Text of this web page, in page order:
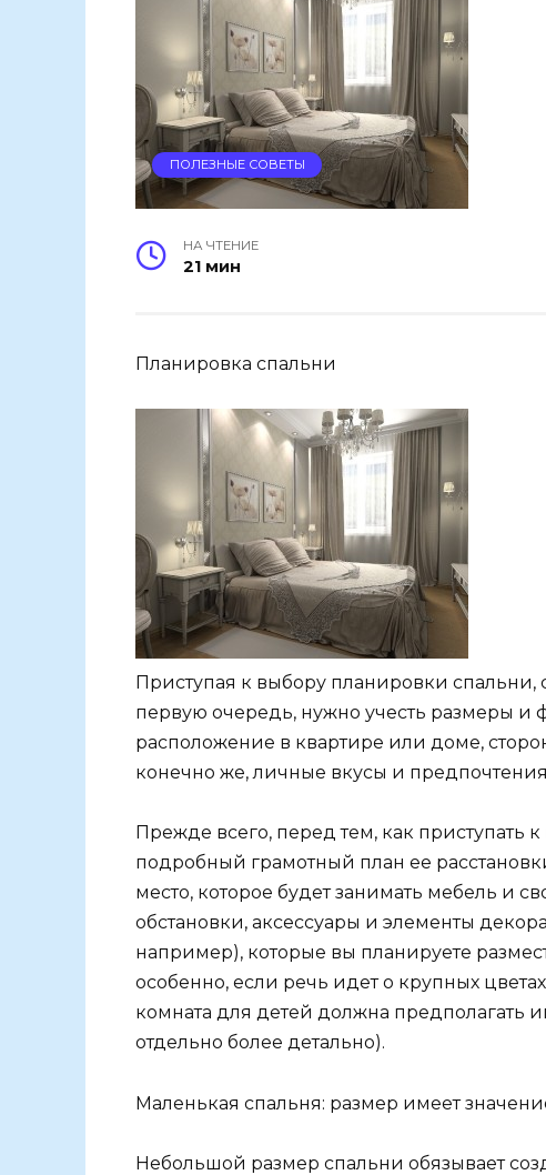
ПОЛЕЗНЫЕ СОВЕТЫ
НА ЧТЕНИЕ
21 мин
Планировка спальни
Приступая к выбору планировки спальни,
первую очередь, нужно учесть размеры и
расположение в квартире или доме,
конечно же, личные вкусы и
Прежде всего, перед тем, как приступать
подробный грамотный план ее
место, которое будет занимать мебель и
обстановки, аксессуары и элементы
например), которые вы планируете
особенно, если речь идет о крупных
комната для детей должна предполагать
отдельно более детально).
Маленькая спальня: размер имеет
Небольшой размер спальни обязывает